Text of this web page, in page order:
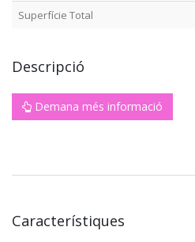
Superfície Total
Descripció
Demana més informació
Característiques